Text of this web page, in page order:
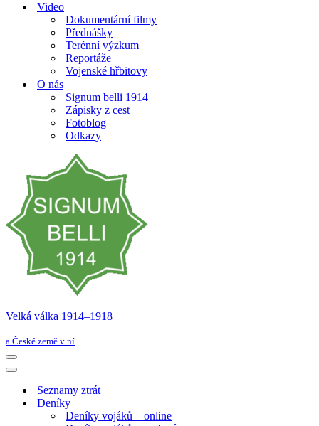
Video
Dokumentární filmy
Přednášky
Terénní výzkum
Reportáže
Vojenské hřbitovy
O nás
Signum belli 1914
Zápisky z cest
Fotoblog
Odkazy
Velká válka 1914–⁠⁠⁠⁠⁠⁠1918
a České země v ní
Navigační
menu
Navigační
Seznamy ztrát
Deníky
Deníky vojáků – online